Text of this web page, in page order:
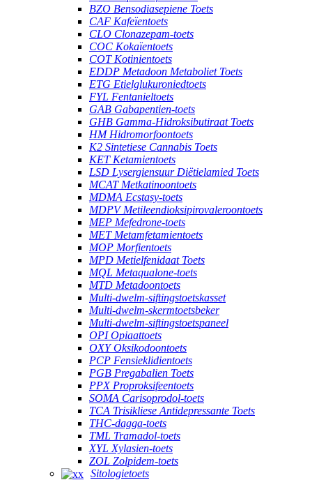
BZO Bensodiasepiene Toets
CAF Kafeïentoets
CLO Clonazepam-toets
COC Kokaïentoets
COT Kotinientoets
EDDP Metadoon Metaboliet Toets
ETG Etielglukuroniedtoets
FYL Fentanieltoets
GAB Gabapentien-toets
GHB Gamma-Hidroksibutiraat Toets
HM Hidromorfoontoets
K2 Sintetiese Cannabis Toets
KET Ketamientoets
LSD Lysergiensuur Diëtielamied Toets
MCAT Metkatinoontoets
MDMA Ecstasy-toets
MDPV Metileendioksipirovaleroontoets
MEP Mefedrone-toets
MET Metamfetamientoets
MOP Morfientoets
MPD Metielfenidaat Toets
MQL Metaqualone-toets
MTD Metadoontoets
Multi-dwelm-siftingstoetskasset
Multi-dwelm-skermtoetsbeker
Multi-dwelm-siftingstoetspaneel
OPI Opiaattoets
OXY Oksikodoontoets
PCP Fensieklidientoets
PGB Pregabalien Toets
PPX Proproksifeentoets
SOMA Carisoprodol-toets
TCA Trisikliese Antidepressante Toets
THC-dagga-toets
TML Tramadol-toets
XYL Xylasien-toets
ZOL Zolpidem-toets
Sitologietoets